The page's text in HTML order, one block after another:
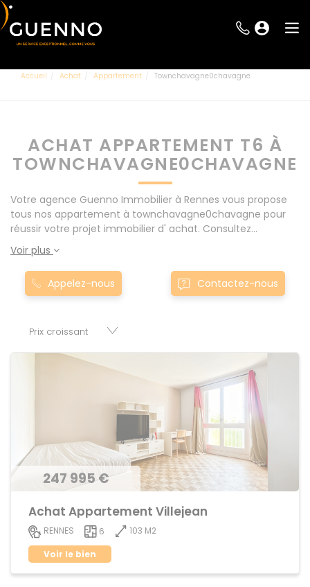
Accueil Achat Appartement Townchavagne0chavagne
ACHAT APPARTEMENT T6 À
TOWNCHAVAGNE0CHAVAGNE
Votre agence Guenno Immobilier à Rennes vous propose
tous nos appartement à townchavagne0chavagne pour
réussir votre projet immobilier d' achat. Consultez
l'ensemble de nos offres à Rennes mais également aux
alentours : Le Rheu, Pacé, Montgermont... Nos appartement
T6 à townchavagne0chavagne sont proposés au meilleur
prix du marché pour permettre au plus grand nombre de
commerces, appartements, maisons, immeubles, terrains
Voir plus
Appelez-nous Contactez-nous
247 995 €
Achat Appartement Villejean
RENNES 6
103 M2
Voir le bien